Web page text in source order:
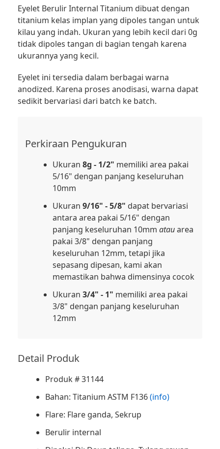
Eyelet Berulir Internal Titanium dibuat dengan
titanium kelas implan yang dipoles tangan untuk
kilau yang indah. Ukuran yang lebih kecil dari 0g
tidak dipoles tangan di bagian tengah karena
ukurannya yang kecil.
Eyelet ini tersedia dalam berbagai warna
anodized. Karena proses anodisasi, warna dapat
sedikit bervariasi dari batch ke batch.
Perkiraan Pengukuran
Ukuran 8g - 1/2" memiliki area pakai
5/16" dengan panjang keseluruhan
10mm
Ukuran 9/16" - 5/8" dapat bervariasi
antara area pakai 5/16" dengan
panjang keseluruhan 10mm atauarea
pakai 3/8" dengan panjang
keseluruhan 12mm, tetapi jika
sepasang dipesan, kami akan
memastikan bahwa dimensinya cocok
Ukuran 3/4" - 1" memiliki area pakai
3/8" dengan panjang keseluruhan
12mm
Detail Produk
Produk # 31144
Bahan: Titanium ASTM F136(info)
Flare: Flare ganda, Sekrup
Berulir internal